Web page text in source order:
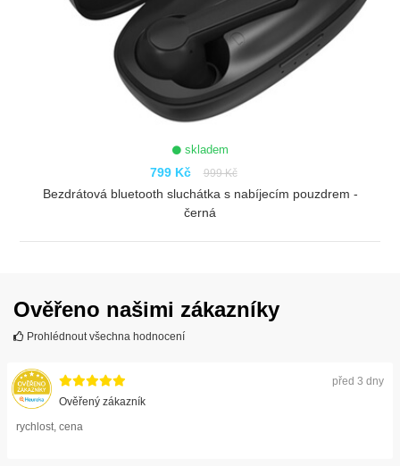
skladem
799 Kč 999 Kč
Bezdrátová bluetooth sluchátka s nabíjecím pouzdrem -
černá
Ověřeno našimi zákazníky
Prohlédnout všechna hodnocení
před 3 dny
Ověřený zákazník
rychlost, cena